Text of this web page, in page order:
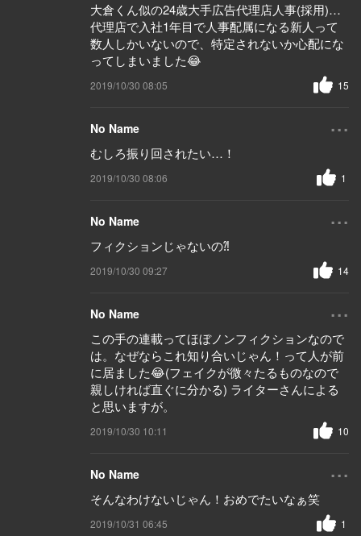
大倉くん似の24歳大手広告代理店人事(採用)…
代理店で入社1年目で人事配属になる新人って
数人しかいないので、特定されないか心配にな
ってしまいました😂
2019/10/30 08:05 15
No Name ...
むしろ振り回されたい…！
2019/10/30 08:06 1
No Name ...
フィクションじゃないの⁈
2019/10/30 09:27 14
No Name ...
この手の連載ってほぼノンフィクションなので
は。なぜならこれ知り合いじゃん！って人が前
に居ました😂(フェイクが微々たるものなので
親しければ直ぐに分かる) ライターさんによる
と思いますが。
2019/10/30 10:11 10
No Name ...
そんなわけないじゃん！おめでたいなぁ笑
2019/10/31 06:45 1